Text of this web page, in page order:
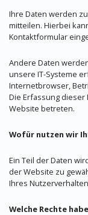
Ihre Daten werden
mitteilen. Hierbei
Kontaktformular
Andere Daten
unsere IT-Systeme
Internetbrowser,
Die Erfassung dieser
Website betreten.
Wofür nutzen wir
Ein Teil der Daten
der Website zu
Ihres
Welche Rechte